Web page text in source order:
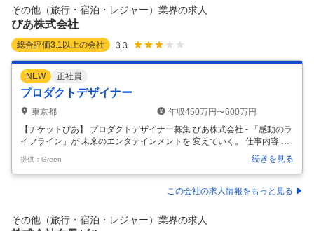
その他（旅行・宿泊・レジャー）業界の求人
ぴあ株式会社
総合評価3.1 以上の会社 3.3
NEW 正社員
プロダクトデザイナー
東京都
年収450万円〜600万円
【チケットぴあ】 プロダクトデザイナー募集 ぴあ株式会社 - 「感動のラ
イフライン」が 未来のエンタテインメントを 変えていく。 仕事内容 ぴ
あの中核を担う「チケットぴあ」サイト・サービスの開発・保守運用に
携わっていただきます。 新規システムの企画・設計・開発: 現状のシス
テムの課題を解決し、より良いサービスを提供するための新システムの
構築や、既存システムの改善: 機能追加、リプレイス、パフォーマンス改
る「チケットぴあ」などのプロダクトを通して、サービスの価値をユー
ザーに伝えていくことがミッションです。 Web・スマートフォン
提供：Green 続きを見る
この会社の求人情報をもっと見る
その他（旅行・宿泊・レジャー）業界の求人